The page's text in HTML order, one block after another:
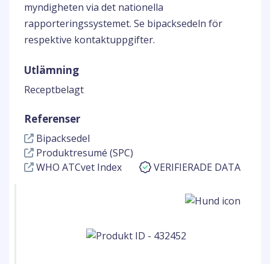
myndigheten via det nationella
rapporteringssystemet. Se bipacksedeln för
respektive kontaktuppgifter.
Utlämning
Receptbelagt
Referenser
Bipacksedel
Produktresumé (SPC)
WHO ATCvet Index
VERIFIERADE DATA